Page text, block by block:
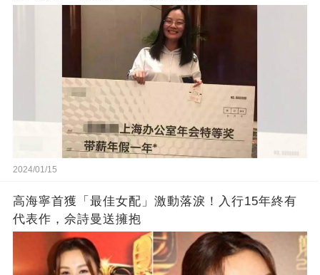
2024/01/15
高海寧首獲「最佳女配」激動落淚！入行15年終有
代表作，佘詩曼送擁抱